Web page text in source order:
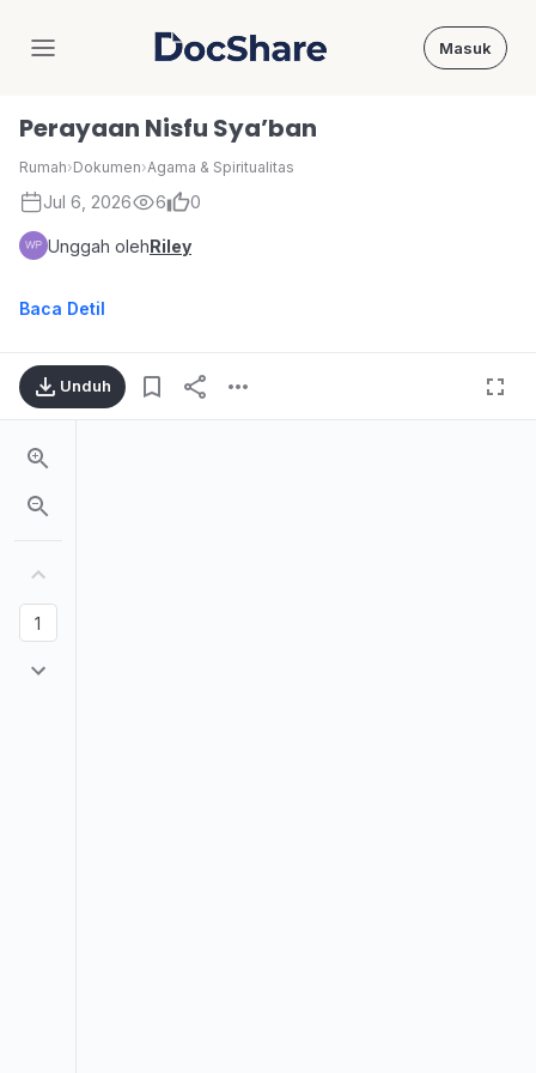
DocShare Masuk
Perayaan Nisfu Sya’ban
Rumah›Dokumen›Agama & Spiritualitas
Jul 6, 2026 6 0
Unggah olehRiley
Baca Detil
Unduh